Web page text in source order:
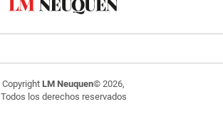
Copyright LM Neuquen© 2026,
Todos los derechos reservados